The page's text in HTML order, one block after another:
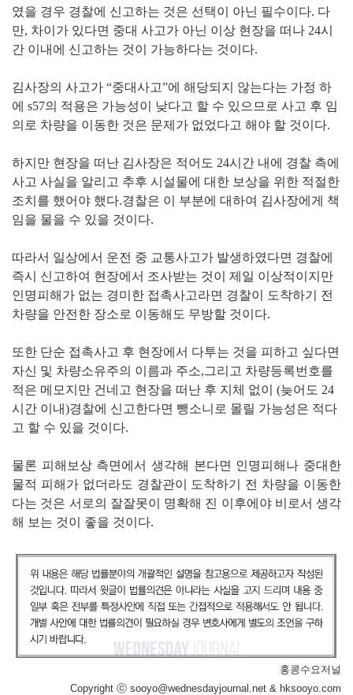
였을 경우 경찰에 신고하는 것은 선택이 아닌 필수이다. 다
만, 차이가 있다면 중대 사고가 아닌 이상 현장을 떠나 24시
간 이내에 신고하는 것이 가능하다는 것이다.
김사장의 사고가 “중대사고”에 해당되지 않는다는 가정 하
에 s57의 적용은 가능성이 낮다고 할 수 있으므로 사고 후 임
의로 차량을 이동한 것은 문제가 없었다고 해야 할 것이다.
하지만 현장을 떠난 김사장은 적어도 24시간 내에 경찰 측에
사고 사실을 알리고 추후 시설물에 대한 보상을 위한 적절한
조치를 했어야 했다.경찰은 이 부분에 대하여 김사장에게 책
임을 물을 수 있을 것이다.
따라서 일상에서 운전 중 교통사고가 발생하였다면 경찰에
즉시 신고하여 현장에서 조사받는 것이 제일 이상적이지만
인명피해가 없는 경미한 접촉사고라면 경찰이 도착하기 전
차량을 안전한 장소로 이동해도 무방할 것이다.
또한 단순 접촉사고 후 현장에서 다투는 것을 피하고 싶다면
자신 및 차량소유주의 이름과 주소,그리고 차량등록번호를
적은 메모지만 건네고 현장을 떠난 후 지체 없이 (늦어도 24
시간 이내)경찰에 신고한다면 뺑소니로 몰릴 가능성은 적다
고 할 수 있을 것이다.
물론 피해보상 측면에서 생각해 본다면 인명피해나 중대한
물적 피해가 없더라도 경찰관이 도착하기 전 차량을 이동한
다는 것은 서로의 잘잘못이 명확해 진 이후에야 비로서 생각
해 보는 것이 좋을 것이다.
홍콩수요저널
Copyright ⓒ sooyo@wednesdayjournal.net & hksooyo.com